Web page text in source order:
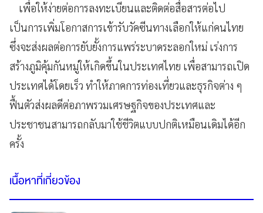
เพื่อให้ง่ายต่อการลงทะเบียนและติดต่อสื่อสารต่อไป
เป็นการเพิ่มโอกาสการเข้ารับวัคซีนทางเลือกให้แก่คนไทย
ซึ่งจะส่งผลต่อการยับยั้งการแพร่ระบาดระลอกใหม่ เร่งการ
สร้างภูมิคุ้มกันหมู่ให้เกิดขึ้นในประเทศไทย เพื่อสามารถเปิด
ประเทศได้โดยเร็ว ทำให้ภาคการท่องเที่ยวและธุรกิจต่าง ๆ
ฟื้นตัวส่งผลดีต่อภาพรวมเศรษฐกิจของประเทศและ
ประชาชนสามารถกลับมาใช้ชีวิตแบบปกติเหมือนเดิมได้อีก
ครั้ง
เนื้อหาที่เกี่ยวข้อง